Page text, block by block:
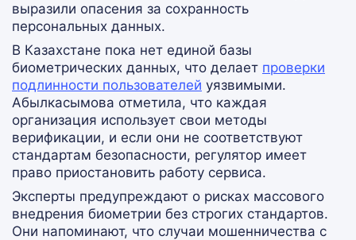
выразили опасения за сохранность
персональных данных.
В Казахстане пока нет единой базы
биометрических данных, что делает проверки
подлинности пользователей уязвимыми.
Абылкасымова отметила, что каждая
организация использует свои методы
верификации, и если они не соответствуют
стандартам безопасности, регулятор имеет
право приостановить работу сервиса.
Эксперты предупреждают о рисках массового
внедрения биометрии без строгих стандартов.
Они напоминают, что случаи мошенничества с